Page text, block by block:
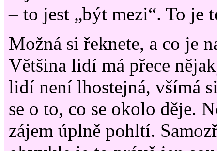
– to jest „být mezi“. To je
Možná si řeknete, a co je
Většina lidí má přece
lidí není lhostejná, všímá
se o to, co se okolo děje.
zájem úplně pohltí.